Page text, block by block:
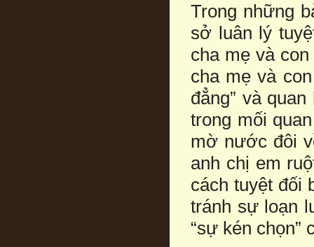
Trong những
sở luân lý
cha mẹ và
cha mẹ và
đẳng” và
trong mối
mờ nước đôi
anh chị em
cách tuyệt đối
tránh sự loạn
“sự kén chọn”